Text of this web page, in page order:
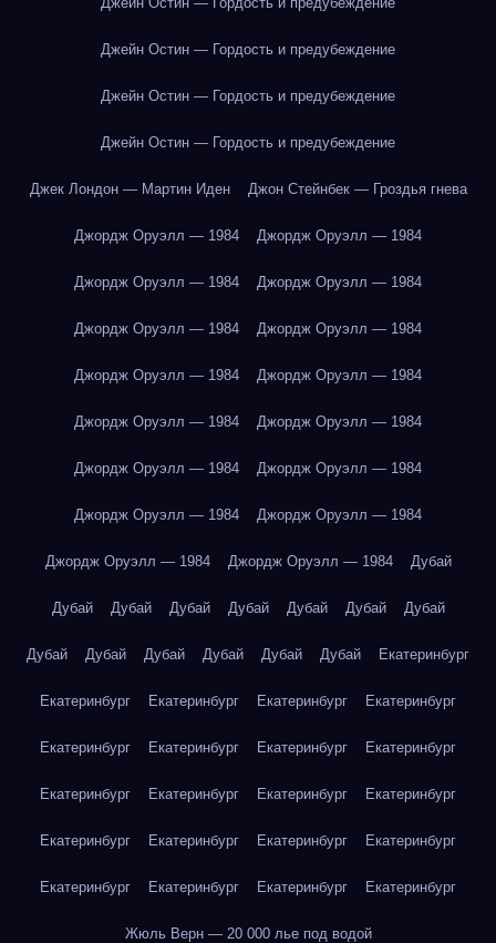
Джейн Остин — Гордость и предубеждение
Джейн Остин — Гордость и предубеждение
Джейн Остин — Гордость и предубеждение
Джек Лондон — Мартин Иден Джон Стейнбек — Гроздья гнева
Джордж Оруэлл — 1984 Джордж Оруэлл — 1984
Джордж Оруэлл — 1984 Джордж Оруэлл — 1984
Джордж Оруэлл — 1984 Джордж Оруэлл — 1984
Джордж Оруэлл — 1984 Джордж Оруэлл — 1984
Джордж Оруэлл — 1984 Джордж Оруэлл — 1984
Джордж Оруэлл — 1984 Джордж Оруэлл — 1984
Джордж Оруэлл — 1984 Джордж Оруэлл — 1984
Джордж Оруэлл — 1984 Джордж Оруэлл — 1984 Дубай
Дубай Дубай Дубай Дубай Дубай Дубай Дубай
Дубай Дубай Дубай Дубай Дубай Дубай Екатеринбург
Екатеринбург Екатеринбург Екатеринбург Екатеринбург
Екатеринбург Екатеринбург Екатеринбург Екатеринбург
Екатеринбург Екатеринбург Екатеринбург Екатеринбург
Екатеринбург Екатеринбург Екатеринбург Екатеринбург
Екатеринбург Екатеринбург Екатеринбург Екатеринбург
Жюль Верн — 20 000 лье под водой